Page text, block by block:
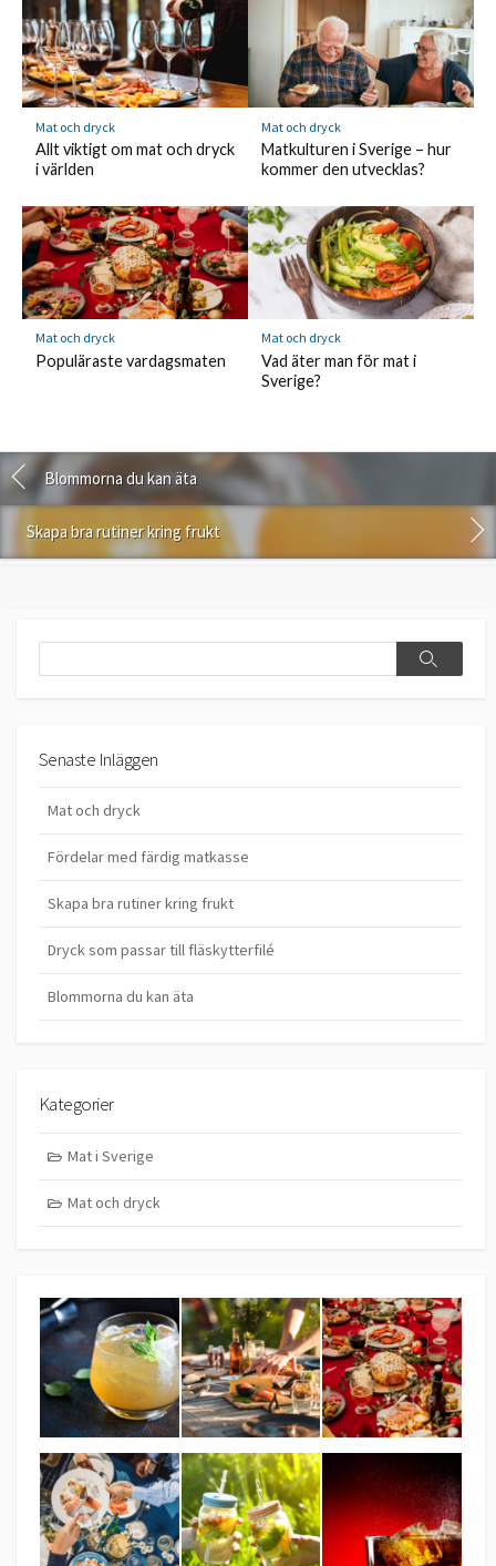
Mat och dryck
Allt viktigt om mat och dryck
i världen
Mat och dryck
Matkulturen i Sverige – hur
kommer den utvecklas?
Mat och dryck
Populäraste vardagsmaten
Mat och dryck
Vad äter man för mat i
Sverige?
Blommorna du kan äta
Skapa bra rutiner kring frukt
Search
Senaste Inläggen
Mat och dryck
Fördelar med färdig matkasse
Skapa bra rutiner kring frukt
Dryck som passar till fläskytterfilé
Blommorna du kan äta
Kategorier
Mat i Sverige
Mat och dryck